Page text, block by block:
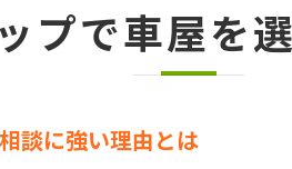
プで車屋を
談に強い理由とは